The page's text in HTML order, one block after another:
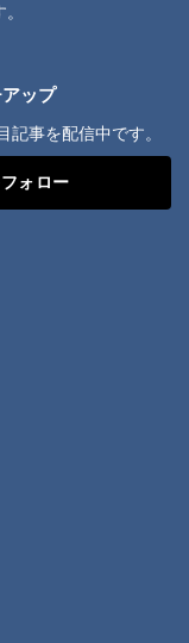
ップ
事を配信中です。
ォロー